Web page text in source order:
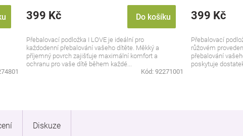
399 Kč Do košíku
Přebalovací podložka I LOVE je ideální pro
každodenní přebalování vašeho dítěte. Měkký a
příjemný povrch zajišťuje maximální komfort a
ochranu pro vaše dítě během každé...
Kód: 92271001
399 Kč
Přebalovací
růžovém
přebalování
poskytuje
Diskuze